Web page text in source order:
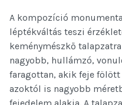
A kompozíció
léptékváltás teszi
keménymészkő
nagyobb, hullámzó,
faragottan, akik feje
azoktól is nagyobb